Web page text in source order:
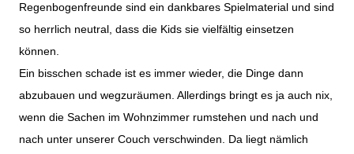
Regenbogenfreunde sind ein dankbares Spielmaterial und sind
so herrlich neutral, dass die Kids sie vielfältig einsetzen
können.
Ein bisschen schade ist es immer wieder, die Dinge dann
abzubauen und wegzuräumen. Allerdings bringt es ja auch nix,
wenn die Sachen im Wohnzimmer rumstehen und nach und
nach unter unserer Couch verschwinden. Da liegt nämlich